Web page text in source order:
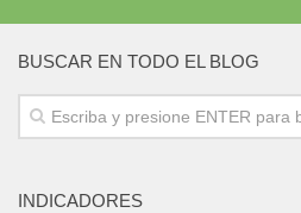
BUSCAR EN TODO EL BLOG
INDICADORES